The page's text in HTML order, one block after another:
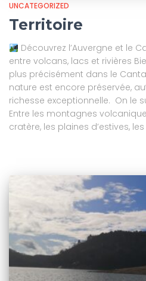
UNCATEGORIZED
Territoire
Découvrez l’Auvergne et le
entre volcans, lacs et rivières
plus précisément dans le
nature est encore préservée,
richesse exceptionnelle. On le
Entre les montagnes
cratère, les plaines d’estives, les